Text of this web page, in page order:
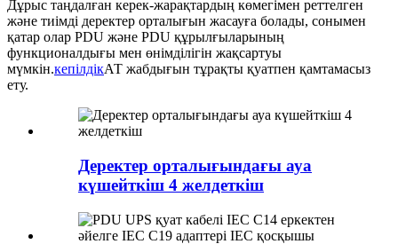
Дұрыс таңдалған керек-жарақтардың көмегімен реттелген
және тиімді деректер орталығын жасауға болады, сонымен
қатар олар PDU және PDU құрылғыларының
функционалдығы мен өнімділігін жақсартуы
мүмкін.кепілдікАТ жабдығын тұрақты қуатпен қамтамасыз
ету.
Деректер орталығындағы ауа
күшейткіш 4 желдеткіш